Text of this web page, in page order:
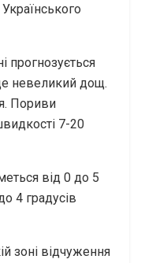
прогнозується
невеликий дощ.
Пориви
7-20
від 0 до 5
4 градусів
зоні відчуження